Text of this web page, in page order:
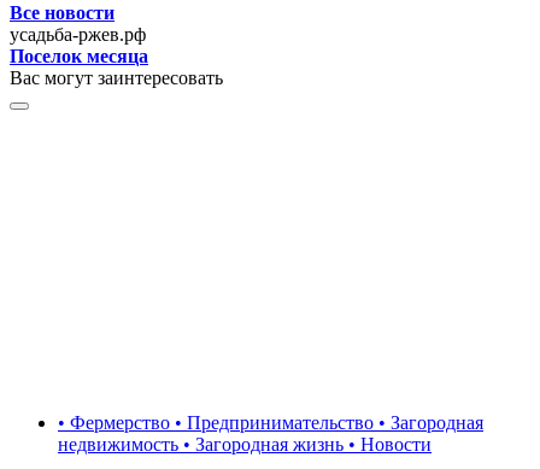
Все новости
усадьба-ржев.рф
Поселок месяца
Вас могут заинтересовать
• Фермерство • Предпринимательство • Загородная
недвижимость • Загородная жизнь • Новости